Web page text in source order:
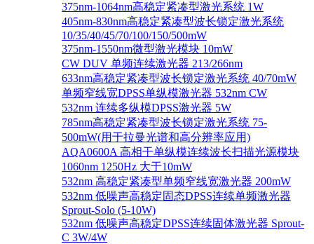
375nm-1064nm高稳定紧凑型激光系统 1W
405nm-830nm高稳定紧凑型波长锁定激光系统
10/35/40/45/70/100/150/500mW
375nm-1550nm微型激光模块 10mW
CW DUV 单频连续激光器 213/266nm
633nm高稳定紧凑型波长锁定激光系统 40/70mW
单频窄线宽DPSS单纵模激光器 532nm CW
532nm 连续多纵模DPSS激光器 5W
785nm高稳定紧凑型波长锁定激光系统 75-
500mW(用于拉曼光谱和高分辨率应用)
AQA0600A 高相干单纵模连续波长扫描光源模块
1060nm 1250Hz 大于10mW
532nm 高稳定紧凑型单频窄线宽激光器 200mW
532nm 低噪声高稳定固态DPSS连续单频激光器
Sprout‐Solo (5-10W)
532nm 低噪声高稳定DPSS连续固体激光器 Sprout-
C 3W/4W